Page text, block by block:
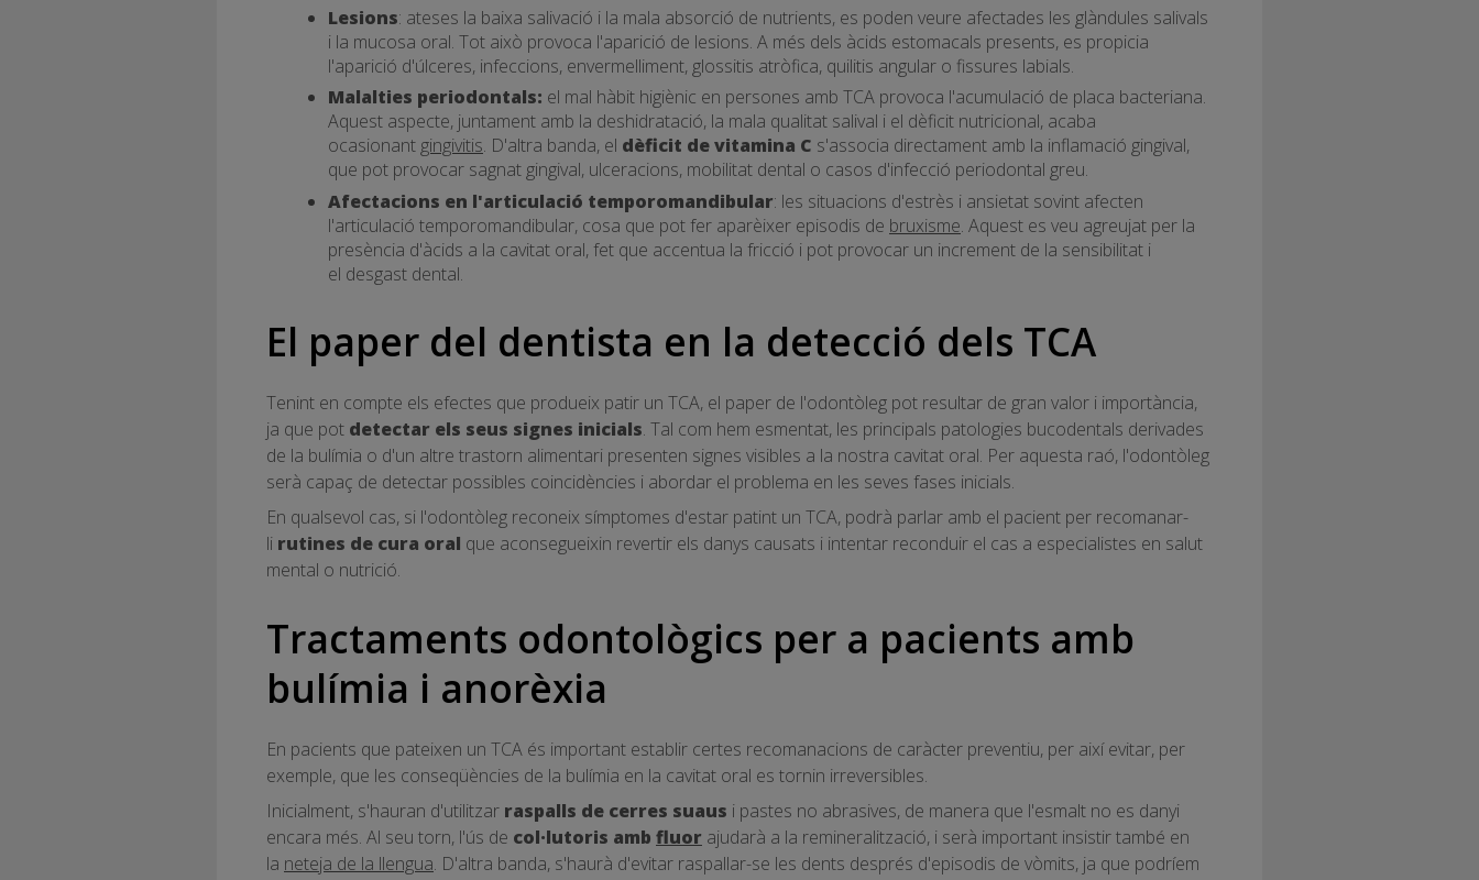
Lesions: ateses la baixa salivació i la mala absorció de nutrients, es poden veure afectades les glàndules salivals
i la mucosa oral. Tot això provoca l'aparició de lesions. A més dels àcids estomacals presents, es propicia
l'aparició d'úlceres, infeccions, envermelliment, glossitis atròfica, quilitis angular o fissures labials.
Malalties periodontals: el mal hàbit higiènic en persones amb TCA provoca l'acumulació de placa bacteriana.
Aquest aspecte, juntament amb la deshidratació, la mala qualitat salival i el dèficit nutricional, acaba
ocasionantgingivitis. D'altra banda, el dèficit de vitamina C s'associa directament amb la inflamació gingival,
que pot provocar sagnat gingival, ulceracions, mobilitat dental o casos d'infecció periodontal greu.
Afectacions en l'articulació temporomandibular: les situacions d'estrès i ansietat sovint afecten
l'articulació temporomandibular, cosa que pot fer aparèixer episodis de bruxisme. Aquest es veu agreujat per la
presència d'àcids a la cavitat oral, fet que accentua la fricció i pot provocar un increment de la sensibilitat i
el desgast dental.
El paper del dentista en la detecció dels TCA
Tenint en compte els efectes que produeix patir un TCA, el paper de l'odontòleg pot resultar de gran valor i importància,
ja que pot detectar els seus signes inicials. Tal com hem esmentat, les principals patologies bucodentals derivades
de la bulímia o d'un altre trastorn alimentari presenten signes visibles a la nostra cavitat oral. Per aquesta raó, l'odontòleg
serà capaç de detectar possibles coincidències i abordar el problema en les seves fases inicials.
En qualsevol cas, si l'odontòleg reconeix símptomes d'estar patint un TCA, podrà parlar amb el pacient per recomanar-
li rutines de cura oral que aconsegueixin revertir els danys causats i intentar reconduir el cas a especialistes en salut
mental o nutrició.
Tractaments odontològics per a pacients amb
bulímia i anorèxia
En pacients que pateixen un TCA és important establir certes recomanacions de caràcter preventiu, per així evitar, per
exemple, que les conseqüències de la bulímia en la cavitat oral es tornin irreversibles.
Inicialment, s'hauran d'utilitzar raspalls de cerres suaus i pastes no abrasives, de manera que l'esmalt no es danyi
encara més. Al seu torn, l'ús de col·lutoris amb fluor ajudarà a la remineralització, i serà important insistir també en
la neteja de la llengua. D'altra banda, s'haurà d'evitar raspallar-se les dents després d'episodis de vòmits, ja que podríem